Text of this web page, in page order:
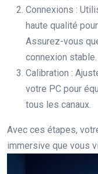
Connexions :
haute qualité
Assurez-vous
connexion stable.
Calibration :
votre PC pour
tous les canaux.
Avec ces étapes,
immersive que vous